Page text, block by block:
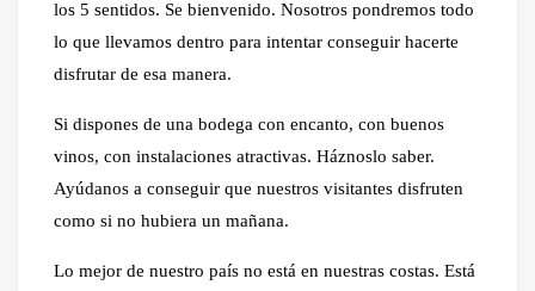
los 5 sentidos. Se bienvenido. Nosotros pondremos todo
lo que llevamos dentro para intentar conseguir hacerte
disfrutar de esa manera.
Si dispones de una bodega con encanto, con buenos
vinos, con instalaciones atractivas. Háznoslo saber.
Ayúdanos a conseguir que nuestros visitantes disfruten
como si no hubiera un mañana.
Lo mejor de nuestro país no está en nuestras costas. Está